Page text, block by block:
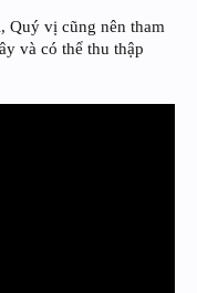
Quý vị cũng nên tham
và có thể thu thập